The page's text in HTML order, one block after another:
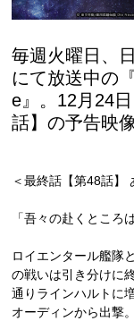
毎週火曜日、
にて放送中の
e』。12月24
話】の予告映
＜最終話【第48話】
「吾々の赴くところ
ロイエンタール艦隊
の戦いは引き分けに
通りラインハルトに
オーディンから出撃